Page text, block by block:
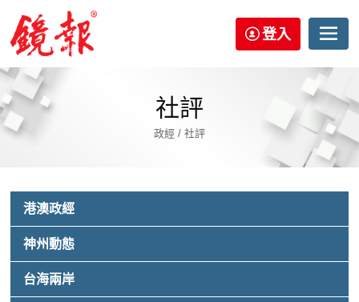
登入
社評
政經 / 社評
港澳政經
神州動態
台海兩岸